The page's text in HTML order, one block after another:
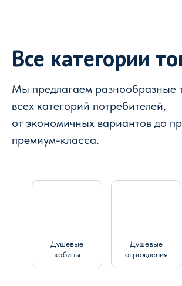
Все категории
Мы предлагаем разнообразные
всех категорий потребителей,
от экономичных вариантов до
премиум-класса.
Душевые
кабины
Душевые
ограждения